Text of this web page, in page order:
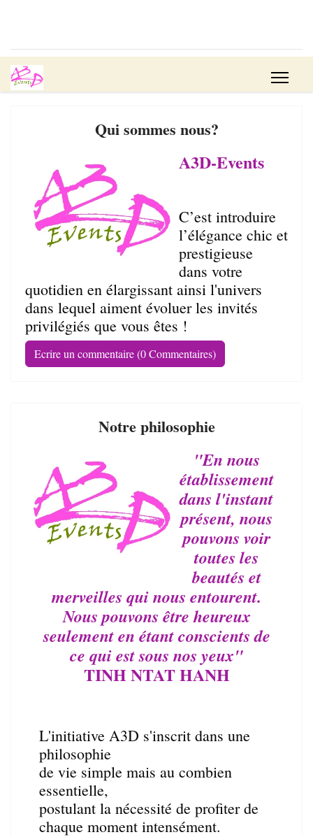
Qui sommes nous?
A3D-Events
C’est introduire
l’élégance chic et
prestigieuse
dans votre
quotidien en élargissant ainsi l'univers
dans lequel aiment évoluer les invités
privilégiés que vous êtes !
Ecrire un commentaire (0 Commentaires)
Notre philosophie
"En nous
établissement
dans l'instant
présent, nous
pouvons voir
toutes les
beautés et
merveilles qui nous entourent.
Nous pouvons être heureux
seulement en étant conscients de
ce qui est sous nos yeux"
TINH NTAT HANH
L'initiative A3D s'inscrit dans une
philosophie
de vie simple mais au combien
essentielle,
postulant la nécessité de profiter de
chaque moment intensément.